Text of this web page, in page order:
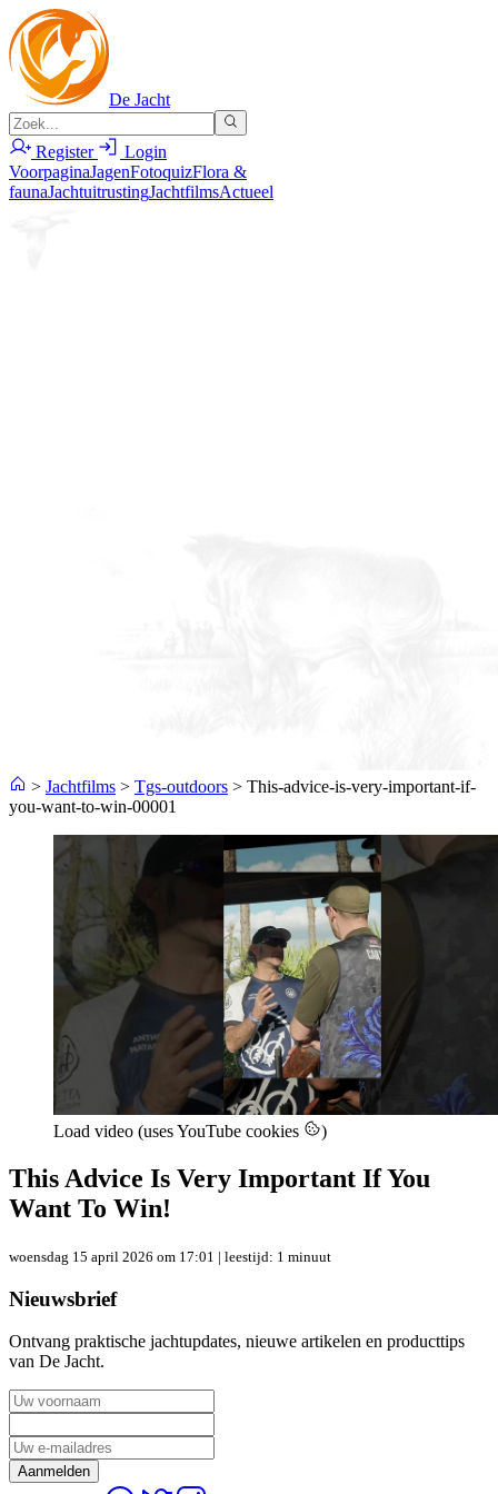
De Jacht
Register
Login
VoorpaginaJagenFotoquizFlora &
faunaJachtuitrustingJachtfilmsActueel
> Jachtfilms > Tgs-outdoors > This-advice-is-very-important-if-
you-want-to-win-00001
Load video (uses YouTube cookies )
This Advice Is Very Important If You
Want To Win!
woensdag 15 april 2026 om 17:01 | leestijd: 1 minuut
Nieuwsbrief
Ontvang praktische jachtupdates, nieuwe artikelen en producttips
van De Jacht.
Aanmelden